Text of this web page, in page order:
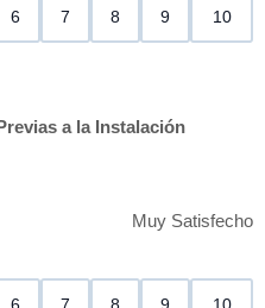
6 7 8 9 10
a la Instalación
Muy Satisfecho